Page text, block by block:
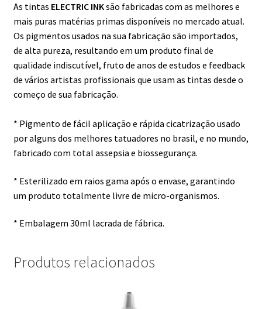
As tintas ELECTRIC INKsão fabricadas com as melhores e
mais puras matérias primas disponíveis no mercado atual.
Os pigmentos usados na sua fabricação são importados,
de alta pureza, resultando em um produto final de
qualidade indiscutível, fruto de anos de estudos e feedback
de vários artistas profissionais que usam as tintas desde o
começo de sua fabricação.
* Pigmento de fácil aplicação e rápida cicatrização usado
por alguns dos melhores tatuadores no brasil, e no mundo,
fabricado com total assepsia e biossegurança.
* Esterilizado em raios gama após o envase, garantindo
um produto totalmente livre de micro-organismos.
* Embalagem 30ml lacrada de fábrica.
Produtos relacionados